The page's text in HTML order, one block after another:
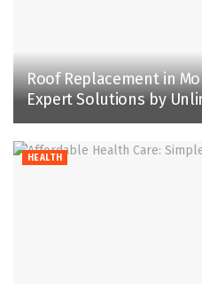
Roof Replacement in
Expert Solutions by
HEALTH